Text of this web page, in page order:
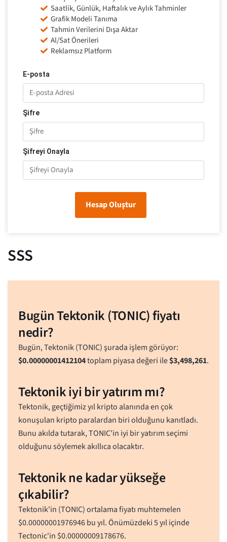
E-posta
Şifre
Şifreyi Onayla
Hesap Oluştur
Saatlik, Günlük, Haftalık ve Aylık Tahminler
Grafik Modeli Tanıma
Tahmin Verilerini Dışa Aktar
Al/Sat Önerileri
Reklamsız Platform
SSS
Bugün Tektonik (TONIC) fiyatı
nedir?
Bugün, Tektonik (TONIC) şurada işlem görüyor:
$0.00000001412104toplam piyasa değeri ile$3,498,261.
Tektonik iyi bir yatırım mı?
Tektonik, geçtiğimiz yıl kripto alanında en çok
konuşulan kripto paralardan biri olduğunu kanıtladı.
Bunu akılda tutarak, TONIC'in iyi bir yatırım seçimi
olduğunu söylemek akıllıca olacaktır.
Tektonik ne kadar yükseğe
çıkabilir?
Tektonik'in (TONIC) ortalama fiyatı muhtemelen
$0.00000001976946bu yıl. Önümüzdeki 5 yıl içinde
Tectonic'in $0.00000009178676.